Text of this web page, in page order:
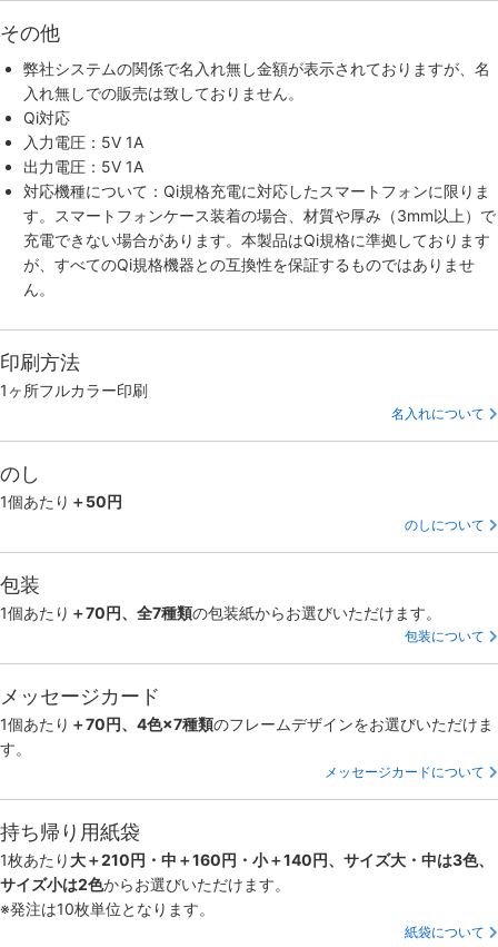
その他
弊社システムの関係で名入れ無し金額が表示されておりますが、名
入れ無しでの販売は致しておりません。
Qi対応
入力電圧：5V 1A
出力電圧：5V 1A
対応機種について：Qi規格充電に対応したスマートフォンに限りま
す。スマートフォンケース装着の場合、材質や厚み（3mm以上）で
充電できない場合があります。本製品はQi規格に準拠しております
が、すべてのQi規格機器との互換性を保証するものではありませ
ん。
印刷方法
1ヶ所フルカラー印刷
名入れについて
のし
1個あたり ＋50円
のしについて
包装
1個あたり ＋70円、全7種類の包装紙からお選びいただけます。
包装について
メッセージカード
1個あたり ＋70円、4色×7種類のフレームデザインをお選びいただけま
す。
メッセージカードについて
持ち帰り用紙袋
1枚あたり 大＋210円・中＋160円・小＋140円、サイズ大・中は3色、
サイズ小は2色からお選びいただけます。
※発注は10枚単位となります。
紙袋について